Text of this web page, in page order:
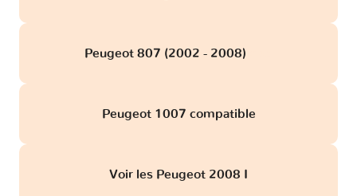
Peugeot 807 (2002 - 2008)
Peugeot 1007 compatible
Voir les Peugeot 2008 I